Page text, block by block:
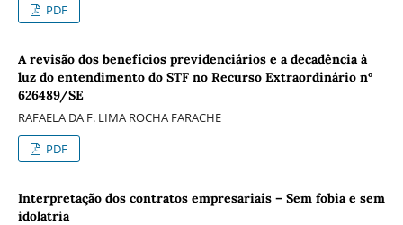
PDF
A revisão dos benefícios previdenciários e a decadência à
luz do entendimento do STF no Recurso Extraordinário nº
626489/SE
RAFAELA DA F. LIMA ROCHA FARACHE
PDF
Interpretação dos contratos empresariais – Sem fobia e sem
idolatria